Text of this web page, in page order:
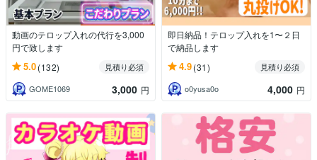
動画のテロップ入れの代行を3,000
円で致します
5.0(132)
見積り必須
GOME1069
3,000 円
即日納品！テロップ入れを1〜２日
で納品します
4.9(31)
見積り必須
o0yusa0o
4,000 円